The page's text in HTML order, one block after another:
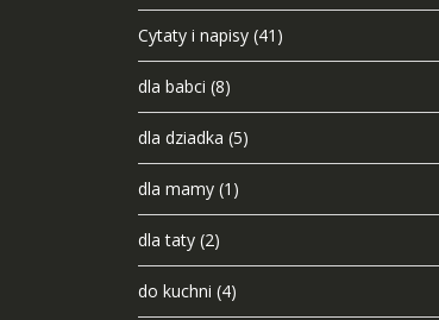
Cytaty i napisy (41)
dla babci (8)
dla dziadka (5)
dla mamy (1)
dla taty (2)
do kuchni (4)